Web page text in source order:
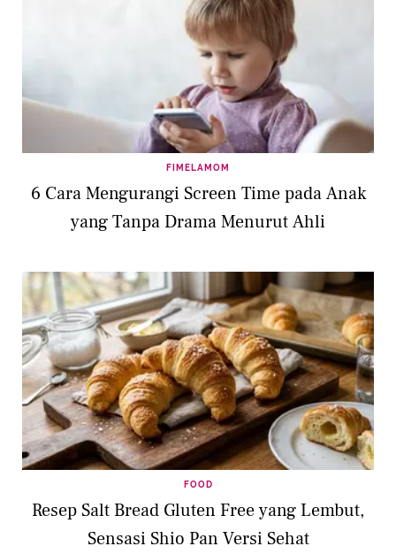
FIMELAMOM
6 Cara Mengurangi Screen Time pada Anak
yang Tanpa Drama Menurut Ahli
FOOD
Resep Salt Bread Gluten Free yang Lembut,
Sensasi Shio Pan Versi Sehat